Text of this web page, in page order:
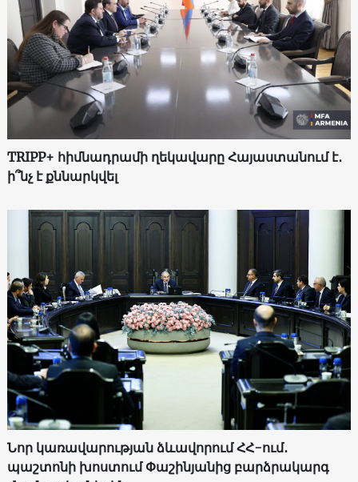
TRIPP+ հիմնադրամի ղեկավարը Հայաստանում է․
ի՞նչ է քննարկվել
Նոր կառավարության ձևավորում ՀՀ-ում․
պաշտոնի խոստում Փաշինյանից բարձրակարգ